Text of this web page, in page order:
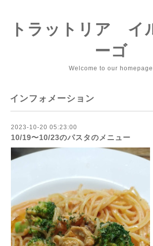
トラットリア イ
ーゴ
Welcome to our homepage
インフォメーション
2023-10-20 05:23:00
10/19〜10/23のパスタのメニュー